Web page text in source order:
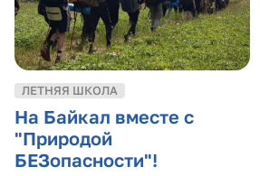
ЛЕТНЯЯ ШКОЛА
На Байкал вместе с
"Природой
БЕЗопасности"!